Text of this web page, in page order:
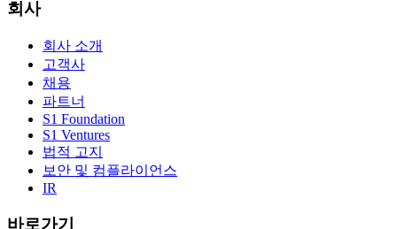
회사
회사 소개
고객사
채용
파트너
S1 Foundation
S1 Ventures
법적 고지
보안 및 컴플라이언스
IR
바로가기